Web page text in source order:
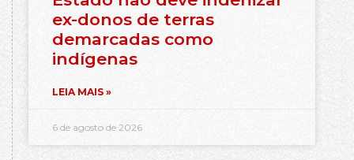
ex-donos de terras
demarcadas como
indígenas
LEIA MAIS »
6 de agosto de 2026